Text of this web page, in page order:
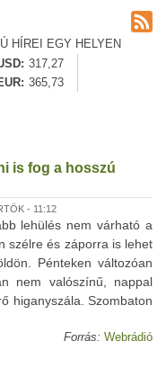
HÍREI EGY HELYEN
317,27
365,73
is fog a hosszú
- 11:12
lehülés nem várható a
szélre és záporra is lehet
Pénteken változóan
nem valószínű, nappal
higanyszála. Szombaton
Forrás: Webrádió